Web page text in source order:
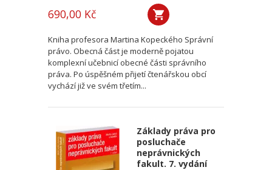
690,00 Kč
Kniha profesora Martina Kopeckého Správní
právo. Obecná část je moderně pojatou
komplexní učebnicí obecné části správního
práva. Po úspěšném přijetí čtenářskou obcí
vychází již ve svém třetím...
Základy práva pro
posluchače
neprávnických
fakult. 7. vydání